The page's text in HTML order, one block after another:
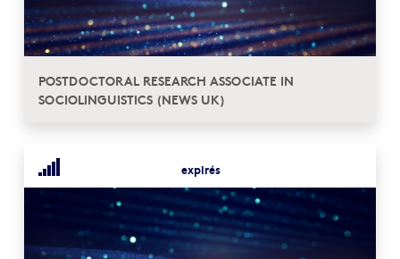
POSTDOCTORAL RESEARCH ASSOCIATE IN
SOCIOLINGUISTICS (NEWS UK)
expirés